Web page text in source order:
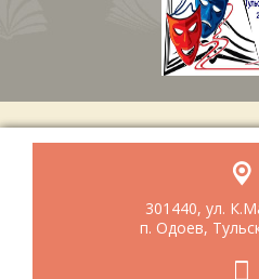
301440, ул.
п. Одоев,